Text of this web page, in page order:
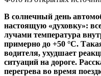
В солнечный день
настоящую «духовку»:
лучами температура
примерно до +50 °C.
водителя, ухудшает
ситуаций на дороге.
перегрева во время